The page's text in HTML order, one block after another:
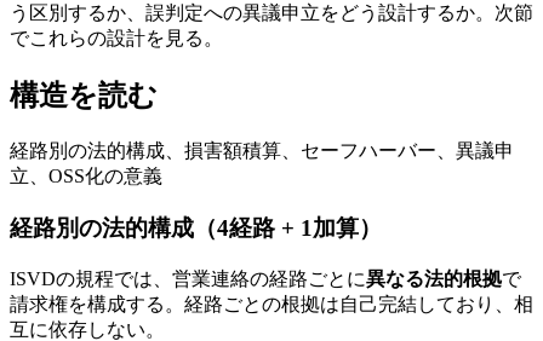
う区別するか、誤判定への異議申立をどう設計するか。次節
でこれらの設計を見る。
構造を読む
経路別の法的構成、損害額積算、セーフハーバー、異議申
立、OSS化の意義
経路別の法的構成（4経路 + 1加算）
ISVDの規程では、営業連絡の経路ごとに異なる法的根拠で
請求権を構成する。経路ごとの根拠は自己完結しており、相
互に依存しない。